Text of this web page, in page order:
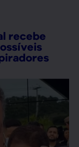
recebe